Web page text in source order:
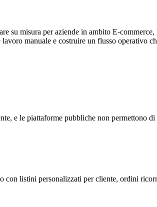
su misura per aziende in ambito E-
manuale e costruire un flusso operativo
e le piattaforme pubbliche non permettono
con listini personalizzati per cliente, ordini